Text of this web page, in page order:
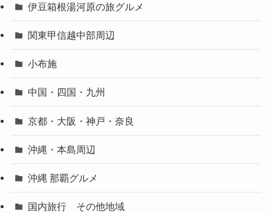
伊豆箱根湯河原の旅グルメ
関東甲信越中部周辺
小布施
中国・四国・九州
京都・大阪・神戸・奈良
沖縄・本島周辺
沖縄 那覇グルメ
国内旅行 その他地域